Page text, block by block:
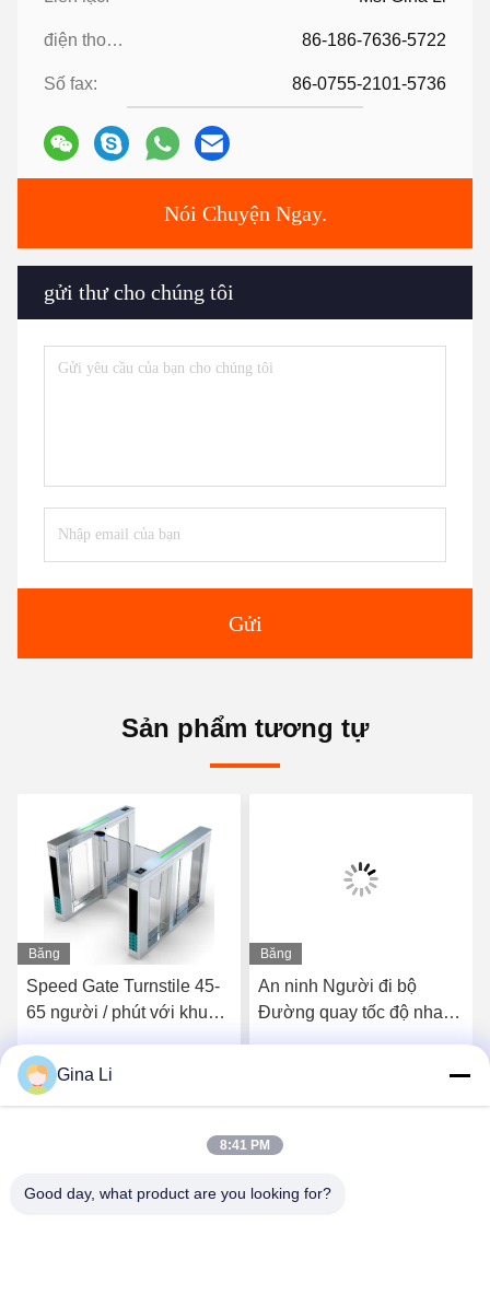
điện thoại: 86-186-7636-5722
Số fax: 86-0755-2101-5736
Nói Chuyện Ngay.
gửi thư cho chúng tôi
Gửi
Sản phẩm tương tự
Băng
hình
Speed Gate Turnstile 45-
65 người / phút với khung
Băng
hình
An ninh Người đi bộ
Đường quay tốc độ nhanh
Gina Li
8:41 PM
Good day, what product are you looking for?